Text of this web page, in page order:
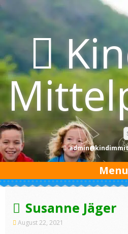
Skip
Menu
Susanne Jäger
August 22, 2021